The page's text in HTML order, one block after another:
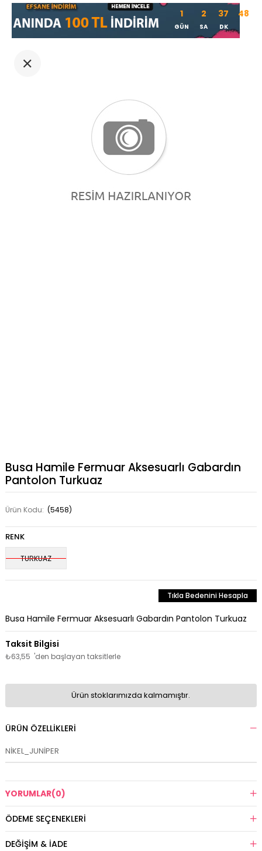
1
GÜN
2
SA
37
DK
48
Busa Hamile Fermuar Aksesuarlı Gabardın
Pantolon Turkuaz
Ürün Kodu: (5458)
RENK
TURKUAZ
Tıkla Bedenini Hesapla
Busa Hamile Fermuar Aksesuarlı Gabardın Pantolon Turkuaz
₺63,55 'den başlayan taksitlerle
Ürün stoklarımızda kalmamıştır.
ÜRÜN ÖZELLIKLERI
NİKEL_JUNİPER
YORUMLAR(0)
ÖDEME SEÇENEKLERI
DEĞIŞIM & İADE